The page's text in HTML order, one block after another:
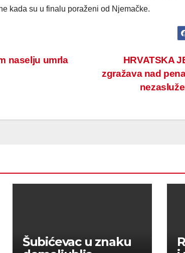
kada su u finalu poraženi od Njemačke.
HRVATSKA
zgražava nad
naselju umrla
Šubićevac u znaku